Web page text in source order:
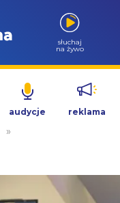
słuchaj
na żywo
audycje reklama
»